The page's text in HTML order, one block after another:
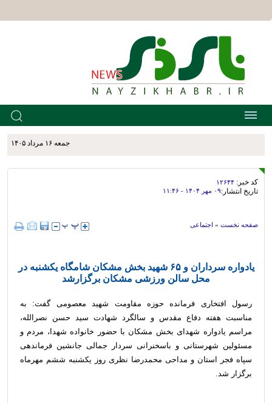
جمعه ۱۶ مرداد ۱۴۰۵
کد خبر: ۱۲۶۴۴
تاریخ انتشار:۰۹ مهر ۱۴۰۴ - ۱۱:۴۶
صفحه نخست » اجتماعی
یادواره سرداران و ۶۵ شهید بخش مشکان شامگاه یکشنبه در
محل سالن ورزشی مشکان برگزارشد
رسول افتخاری فرمانده حوزه مقاومت شهید معصومی گفت: به
مناسبت هفته دفاع مقدس و سالگرد شهادت سید حسن نصرالله،
مراسم یادواره شهدای بخش مشکان با حضور خانواده شهدا، مردم و
مسئولین شهرستانی و باسخنرانی سردار جمالی جانشین فرماندهی
سپاه فجر استان و مداحی محمدرضا نظری روز یکشنبه ششم مهرماه
برگزار شد.